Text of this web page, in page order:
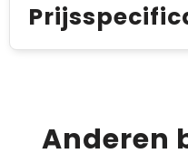
Anderen